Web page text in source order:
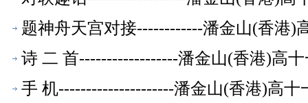
题神舟天宫对接------------潘金山(香港)
诗 二 首------------------潘金山(香港)高
手 机---------------------潘金山(香港)高十